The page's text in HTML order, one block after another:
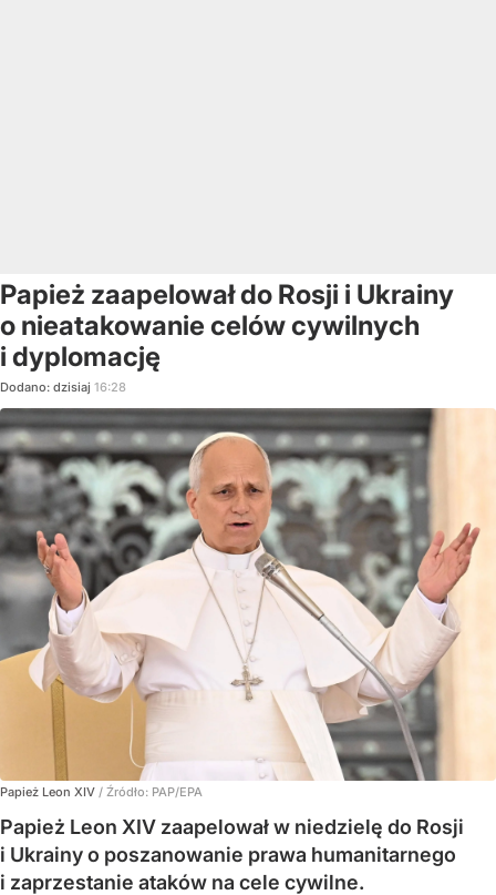
Papież zaapelował do Rosji i Ukrainy
o nieatakowanie celów cywilnych
i dyplomację
Dodano: dzisiaj 16:28
Papież Leon XIV / Źródło: PAP/EPA
Papież Leon XIV zaapelował w niedzielę do Rosji
i Ukrainy o poszanowanie prawa humanitarnego
i zaprzestanie ataków na cele cywilne.